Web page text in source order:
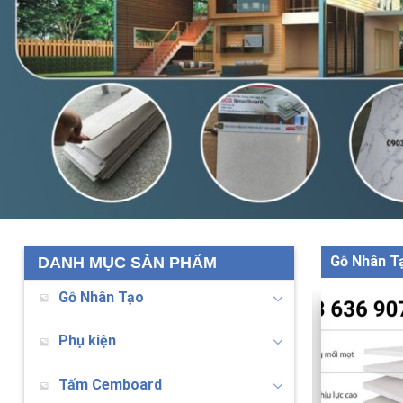
DANH MỤC SẢN PHẨM
Gỗ Nhân Tạo
Phụ kiện
Tấm Cemboard
Gỗ Nhân